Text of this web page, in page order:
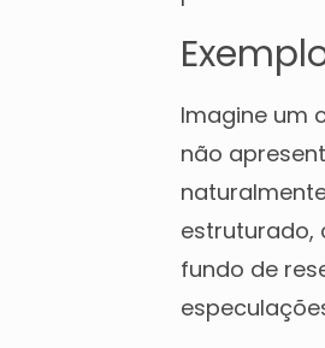
Imagine um
não
estruturado,
fundo de